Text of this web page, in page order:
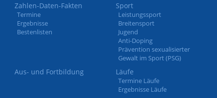
Zahlen-Daten-Fakten
Termine
Ergebnisse
Bestenlisten
Sport
Leistungssport
Breitensport
Jugend
Anti-Doping
Prävention sexualisierter
Gewalt im Sport (PSG)
Aus- und Fortbildung Läufe
Termine Läufe
Ergebnisse Läufe